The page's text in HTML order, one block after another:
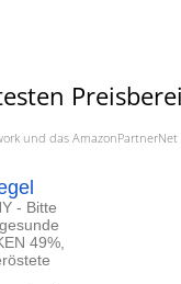
und das AmazonPartnerNet
- Bitte
49%,